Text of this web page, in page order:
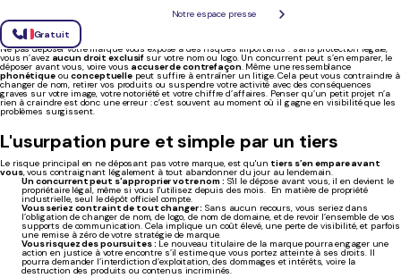
Notre espace presse
Gratuit
pas déposer sa marque ?
Ne pas déposer votre marque vous expose à des risques importants : sans protection légale,
vous n’avez aucun droit exclusif sur votre nom ou logo. Un concurrent peut s’en emparer, le
déposer avant vous, voire vous accuser de contrefaçon. Même une ressemblance
phonétiqueouconceptuellepeut suffire à entraîner un litige. Cela peut vous contraindre à
changer de nom, retirer vos produits ou suspendre votre activité avec des conséquences
graves sur votre image, votre notoriété et votre chiffre d’affaires. Penser qu’un petit projet n’a
rien à craindre est donc une erreur : c’est souvent au moment où il gagne en visibilité que les
problèmes surgissent.
L'usurpation pure et simple par un tiers
Le risque principal en ne déposant pas votre marque, est qu'un tiers s’en empare avant
vous, vous contraignant légalement à tout abandonner du jour au lendemain.
Un concurrent peut s'approprier votre nom : S'il le dépose avant vous, il en devient le
propriétaire légal, même si vous l'utilisez depuis des mois. En matière de propriété
industrielle, seul le dépôt officiel compte.
Vous seriez contraint de tout changer : Sans aucun recours, vous seriez dans
l’obligation de changer de nom, de logo, de nom de domaine, et de revoir l’ensemble de vos
supports de communication. Cela implique un coût élevé, une perte de visibilité, et parfois
une remise à zéro de votre stratégie de marque.
Vous risquez des poursuites : Le nouveau titulaire de la marque pourra engager une
action en justice à votre encontre s’il estime que vous portez atteinte à ses droits. Il
pourra demander l’interdiction d’exploitation, des dommages et intérêts, voire la
destruction des produits ou contenus incriminés.